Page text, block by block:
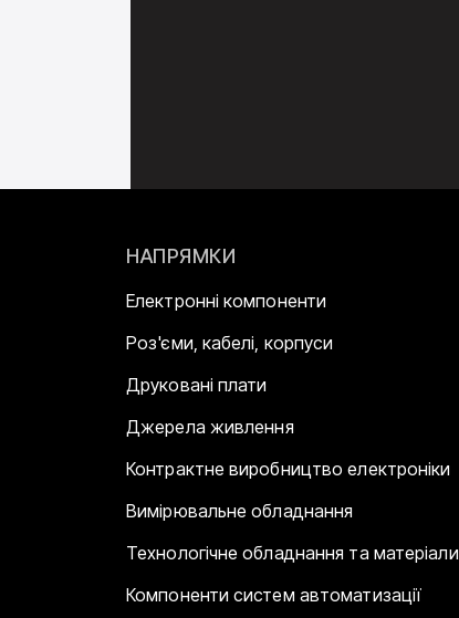
НАПРЯМКИ
Електронні компоненти
Роз'єми, кабелі, корпуси
Друковані плати
Джерела живлення
Контрактне виробництво електроніки
Вимірювальне обладнання
Технологічне обладнання та матеріали
Компоненти систем автоматизації